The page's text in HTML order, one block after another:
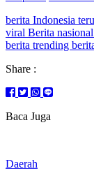
berita Indonesia
viral Berita
berita trending
Share :
Baca Juga
Daerah